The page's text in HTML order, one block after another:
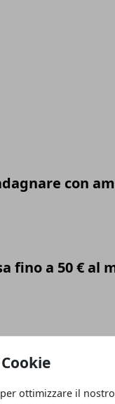
ottimizzare il
con
fino a 50 € al
perché